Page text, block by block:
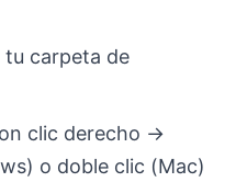
tu carpeta de
clic derecho →
o doble clic (Mac)